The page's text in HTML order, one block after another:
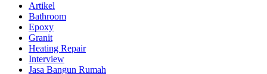
Artikel
Bathroom
Epoxy
Granit
Heating Repair
Interview
Jasa Bangun Rumah